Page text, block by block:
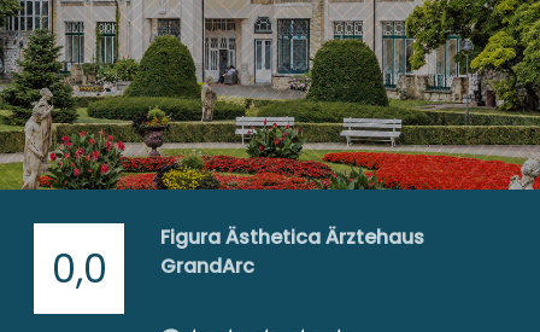
0,0
Figura Ästhetica Ärztehaus
GrandArc